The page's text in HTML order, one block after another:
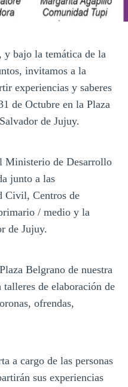
y bajo la temática de la
invitamos a la
experiencias y saberes
de Octubre en la Plaza
de Jujuy.
Ministerio de Desarrollo
junto a las
Civil, Centros de
/ medio y la
de Jujuy.
Belgrano de nuestra
de elaboración de
ofrendas,
a cargo de las personas
sus experiencias